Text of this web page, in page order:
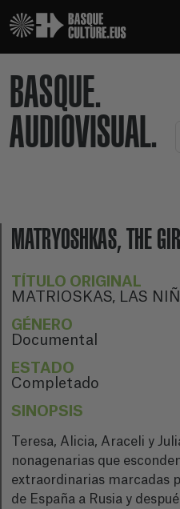
BASQUE.
AUDIOVISUAL.
MATRYOSHKAS, THE
TÍTULO ORIGINAL
MATRIOSKAS, LAS
GÉNERO
Documental
ESTADO
Completado
SINOPSIS
Teresa, Alicia, Araceli y
nonagenarias que
extraordinarias marcadas
de España a Rusia y